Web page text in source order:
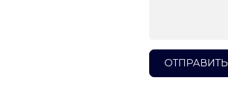
ОТПРАВИТЬ